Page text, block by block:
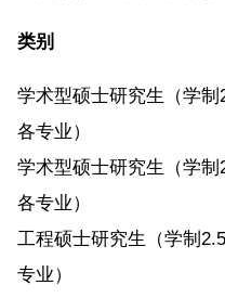
类别
学术型硕士研究生（学制
各专业）
学术型硕士研究生（学制
各专业）
工程硕士研究生（学制
专业）